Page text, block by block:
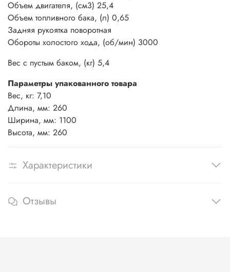
Объем двигателя, (см3) 25,4
Объем топливного бака, (л) 0,65
Задняя рукоятка поворотная
Обороты холостого хода, (об/мин) 3000
Вес с пустым баком, (кг) 5,4
Параметры упакованного товара
Вес, кг: 7,10
Длина, мм: 260
Ширина, мм: 1100
Высота, мм: 260
Характеристики
Отзывы